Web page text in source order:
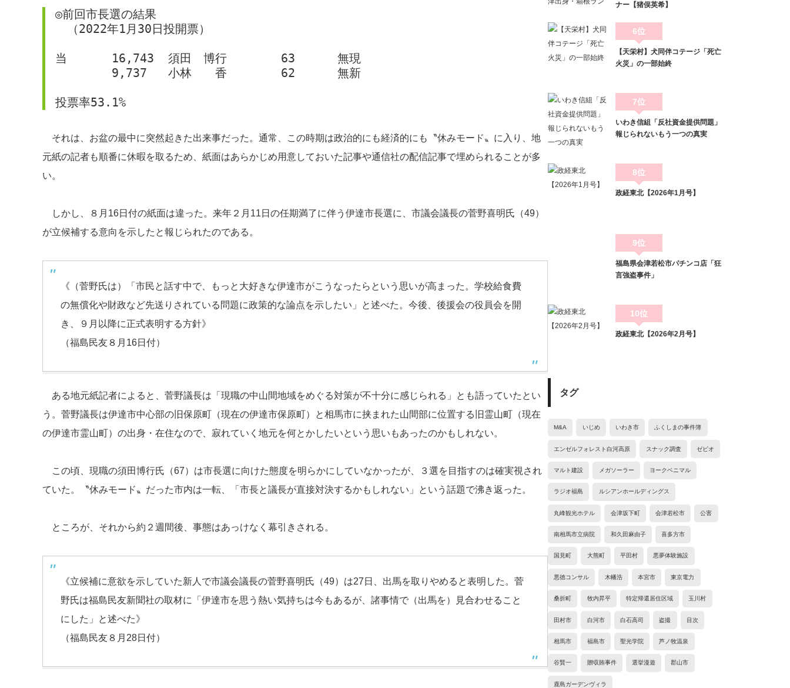
◎前回市長選の結果
（2022年1月30日投開票）
当	16,743	須田　博行	63	無現
	9,737	小林　　香	62	無新
投票率53.1%
それは、お盆の最中に突然起きた出来事だった。通常、この時期は政治的にも経済的にも〝休みモード〟に入り、地
元紙の記者も順番に休暇を取るため、紙面はあらかじめ用意しておいた記事や通信社の配信記事で埋められることが多
い。
しかし、８月16日付の紙面は違った。来年２月11日の任期満了に伴う伊達市長選に、市議会議長の菅野喜明氏（49）
が立候補する意向を示したと報じられたのである。
《（菅野氏は）「市民と話す中で、もっと大好きな伊達市がこうなったらという思いが高まった。学校給食費
の無償化や財政など先送りされている問題に政策的な論点を示したい」と述べた。今後、後援会の役員会を開
き、９月以降に正式表明する方針》
（福島民友８月16日付）
ある地元紙記者によると、菅野議長は「現職の中山間地域をめぐる対策が不十分に感じられる」とも語っていたとい
う。菅野議長は伊達市中心部の旧保原町（現在の伊達市保原町）と相馬市に挟まれた山間部に位置する旧霊山町（現在
の伊達市霊山町）の出身・在住なので、寂れていく地元を何とかしたいという思いもあったのかもしれない。
この頃、現職の須田博行氏（67）は市長選に向けた態度を明らかにしていなかったが、３選を目指すのは確実視され
ていた。〝休みモード〟だった市内は一転、「市長と議長が直接対決するかもしれない」という話題で沸き返った。
ところが、それから約２週間後、事態はあっけなく幕引きされる。
《立候補に意欲を示していた新人で市議会議長の菅野喜明氏（49）は27日、出馬を取りやめると表明した。菅
野氏は福島民友新聞社の取材に「伊達市を思う熱い気持ちは今もあるが、諸事情で（出馬を）見合わせること
にした」と述べた》
（福島民友８月28日付）
ナー【猪俣英希】
6位
【天栄村】犬同伴コテージ「死亡
火災」の一部始終
7位
いわき信組「反社資金提供問題」
報じられないもう一つの真実
8位
政経東北【2026年1月号】
9位
福島県会津若松市パチンコ店「狂
言強盗事件」
10位
政経東北【2026年2月号】
タグ
M&A いじめ いわき市 ふくしまの事件簿
エンゼルフォレスト白河高原 スナック調査 ゼビオ
マルト建設 メガソーラー ヨークベニマル
ラジオ福島 ルシアンホールディングス
丸峰観光ホテル 会津坂下町 会津若松市 公害
南相馬市立病院 和久田麻由子 喜多方市
国見町 大熊町 平田村 悪夢体験施設
悪徳コンサル 木幡浩 本宮市 東京電力
桑折町 牧内昇平 特定帰還居住区域 玉川村
田村市 白河市 白石高司 盗撮 目次
相馬市 福島市 聖光学院 芦ノ牧温泉
谷賢一 贈収賄事件 選挙漫遊 郡山市
鹿島ガーデンヴィラ